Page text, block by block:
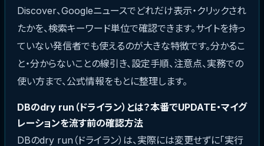
Discover、Googleニュースでどれだけ表示・クリックされ
たかを、検索キーワード単位で確認できます。サイトを持っ
ていない発信者でも使えるのが大きな特徴です。分かるこ
と・分からないことの線引き、設定手順、注意点、実務での
使い方まで、公式情報をもとに整理します。
DBのdry run（ドライラン）とは？本番でUPDATE・マイグ
レーションを流す前の確認方法
DBのdry run（ドライラン）は、実際には変更せずに「実行